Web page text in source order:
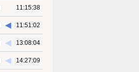
11:15:38
11:51:02
◀︎
13:08:04
◀︎
14:27:09
◀︎